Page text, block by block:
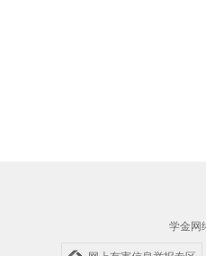
学金网